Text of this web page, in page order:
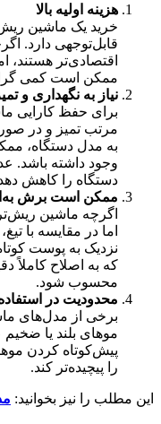
هزینه اولیه بالا
خرید یک ماشین
قابل‌توجهی دارد.
اقتصادی‌تر هستند،
ممکن است کمی
نیاز به نگهداری و
برای حفظ کارایی
مرتب تمیز و در
به مدل دستگاه،
وجود داشته باشد.
دستگاه را کاهش
ممکن است برش
اگرچه ماشین
اما در مقایسه با
نزدیک به پوست
که به اصلاح کاملاً
محسوب شود.
محدودیت در
برخی از مدل‌های
موهای بلند یا
پیش‌کوتاه کردن
را پیچیده‌تر کند.
این مطلب را نیز بخوانید: